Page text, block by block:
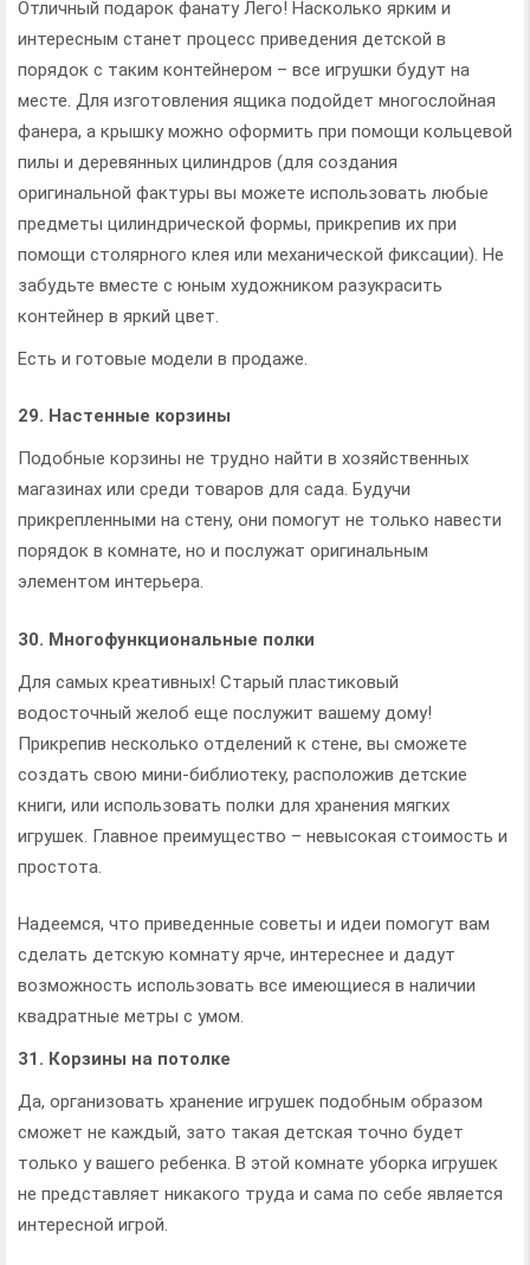
Отличный подарок фанату Лего! Насколько ярким и
интересным станет процесс приведения детской в
порядок с таким контейнером – все игрушки будут на
месте. Для изготовления ящика подойдет многослойная
фанера, а крышку можно оформить при помощи кольцевой
пилы и деревянных цилиндров (для создания
оригинальной фактуры вы можете использовать любые
предметы цилиндрической формы, прикрепив их при
помощи столярного клея или механической фиксации). Не
забудьте вместе с юным художником разукрасить
контейнер в яркий цвет.
Есть и готовые модели в продаже.
29. Настенные корзины
Подобные корзины не трудно найти в хозяйственных
магазинах или среди товаров для сада. Будучи
прикрепленными на стену, они помогут не только навести
порядок в комнате, но и послужат оригинальным
элементом интерьера.
30. Многофункциональные полки
Для самых креативных! Старый пластиковый
водосточный желоб еще послужит вашему дому!
Прикрепив несколько отделений к стене, вы сможете
создать свою мини-библиотеку, расположив детские
книги, или использовать полки для хранения мягких
игрушек. Главное преимущество – невысокая стоимость и
простота.
Надеемся, что приведенные советы и идеи помогут вам
сделать детскую комнату ярче, интереснее и дадут
возможность использовать все имеющиеся в наличии
квадратные метры с умом.
31. Корзины на потолке
Да, организовать хранение игрушек подобным образом
сможет не каждый, зато такая детская точно будет
только у вашего ребенка. В этой комнате уборка игрушек
не представляет никакого труда и сама по себе является
интересной игрой.